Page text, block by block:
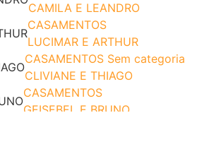
CAMILA E LEANDRO
CASAMENTOS
LUCIMAR E ARTHUR
CASAMENTOS Sem categoria
CLIVIANE E THIAGO
CASAMENTOS
GEISEBEL E BRUNO